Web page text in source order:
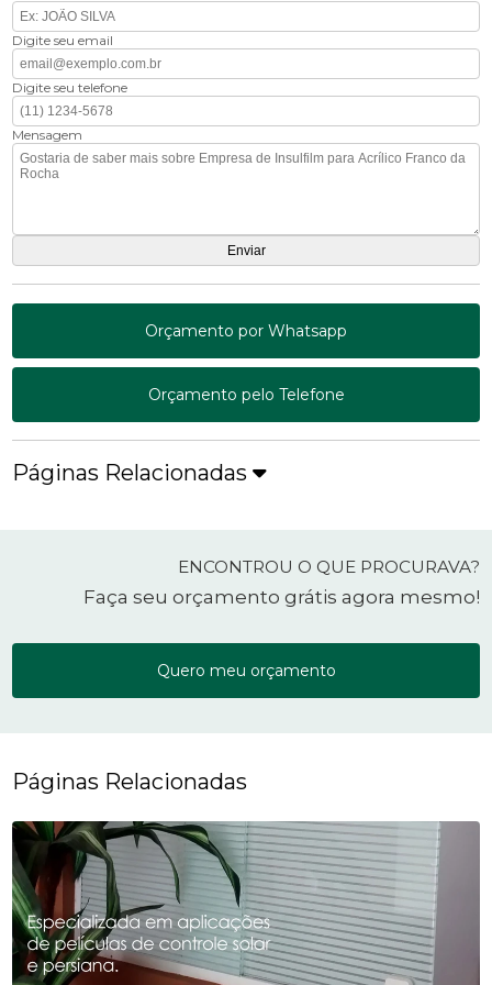
Digite seu email
Digite seu telefone
Mensagem
Orçamento por Whatsapp
Orçamento pelo Telefone
Páginas Relacionadas
ENCONTROU O QUE PROCURAVA?
Faça seu orçamento grátis agora mesmo!
Quero meu orçamento
Páginas Relacionadas